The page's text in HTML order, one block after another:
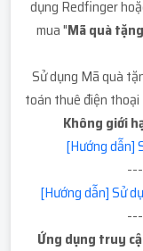
dụng Redfinger
mua "Mã quà
Sử dụng Mã quà
toán thuê điện
Không giới
[Hướng dẫn]
[Hướng dẫn] Sử
Ứng dụng truy